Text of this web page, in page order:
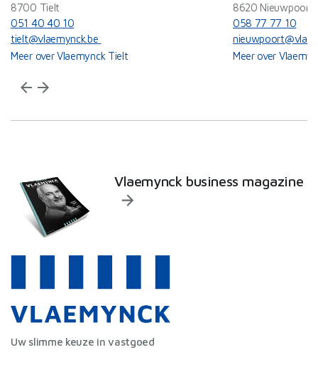
8700 Tielt
051 40 40 10
tielt@vlaemynck.be
Meer over Vlaemynck Tielt
8620 Nieuwpoort
058 77 77 10
Meer over
arrow_back arrow_forward
Uw slimme keuze in vastgoed
Vlaemynck business magazine